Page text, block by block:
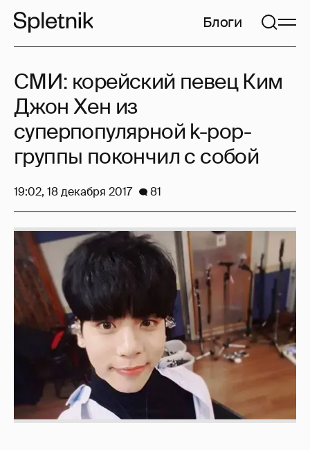
Блоги
СМИ: корейский певец Ким
Джон Хен из
суперпопулярной k-pop-
группы покончил с собой
19:02, 18 декабря 2017 81